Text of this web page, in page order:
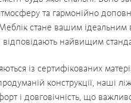
та гармонійно
стане вашим ідеальним
найвищим
із сертифікованих
конструкції, наші
і довговічність, що важливо